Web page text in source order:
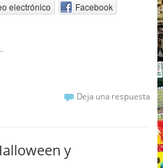
electrónico
Facebook
Deja una respuesta
y